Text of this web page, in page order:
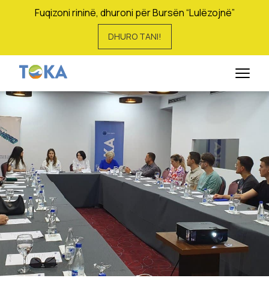
Fuqizoni rininë, dhuroni për Bursën “Lulëzojnë”
DHURO TANI!